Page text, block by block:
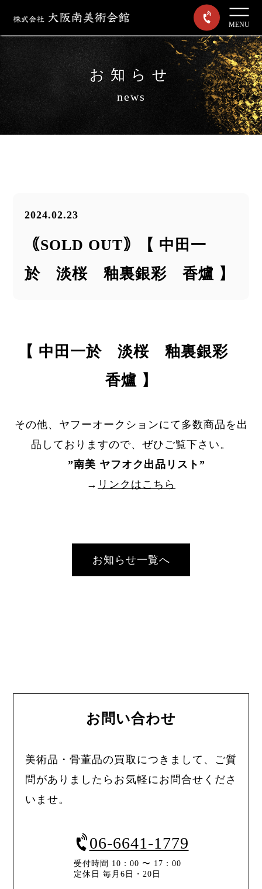
MENU
お知らせ
news
2024.02.23
｟SOLD OUT｠【 中田一
於 淡桜 釉裏銀彩 香爐 】
【 中田一於 淡桜 釉裏銀彩
香爐 】
その他、ヤフーオークションにて多数商品を出
品しておりますので、ぜひご覧下さい。
”南美 ヤフオク出品リスト ”
→ リンクはこちら
お知らせ一覧へ
お問い合わせ
美術品・骨董品の買取につきまして、ご質
問がありましたらお気軽にお問合せくださ
いませ。
06-6641-1779
受付時間 10：00 〜 17：00
定休日 毎月6日・20日